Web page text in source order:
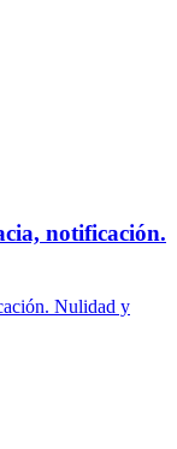
notificación.
Nulidad y